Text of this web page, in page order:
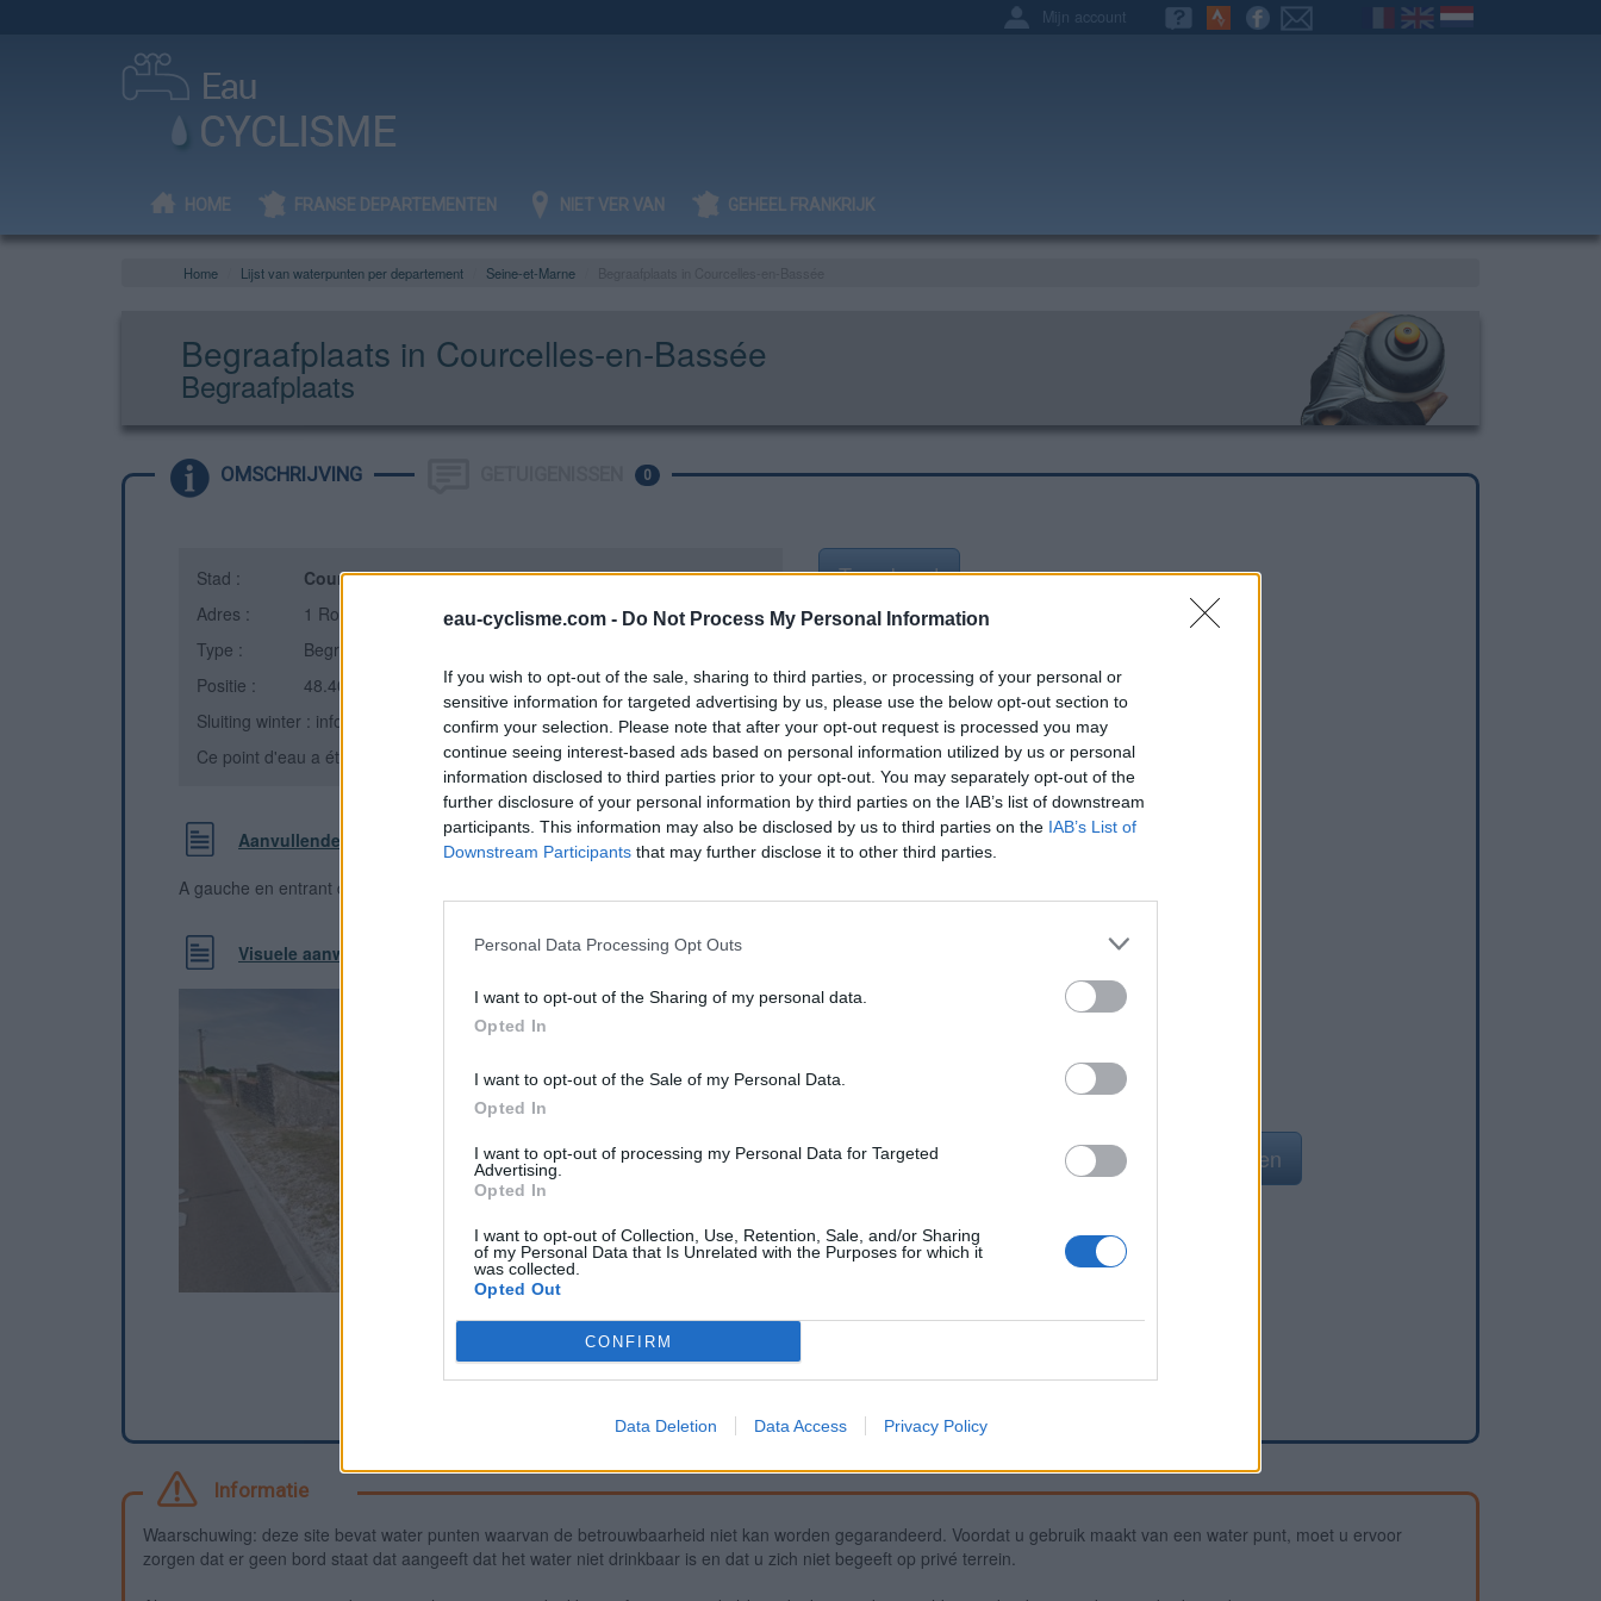
eau-cyclisme.com - Do Not Process My Personal Information
If you wish to opt-out of the sale, sharing to third parties, or processing of your personal or
sensitive information for targeted advertising by us, please use the below opt-out section to
confirm your selection. Please note that after your opt-out request is processed you may
continue seeing interest-based ads based on personal information utilized by us or personal
information disclosed to third parties prior to your opt-out. You may separately opt-out of the
further disclosure of your personal information by third parties on the IAB’s list of downstream
participants. This information may also be disclosed by us to third parties on the IAB’s List of
Downstream Participants that may further disclose it to other third parties.
Personal Data Processing Opt Outs
I want to opt-out of the Sharing of my personal data.
Opted In
I want to opt-out of the Sale of my Personal Data.
Opted In
I want to opt-out of processing my Personal Data for Targeted
Advertising.
Opted In
I want to opt-out of Collection, Use, Retention, Sale, and/or Sharing
of my Personal Data that Is Unrelated with the Purposes for which it
was collected.
Opted Out
CONFIRM
Data Deletion Data Access Privacy Policy
Mijn account
HOME FRANSE DEPARTEMENTEN NIET VER VAN GEHEEL FRANKRIJK
Home Lijst van waterpunten per departement Seine-et-Marne
Begraafplaats in Courcelles-en-Bassée
Begraafplaats
OMSCHRIJVING 0
Stad : Courcelles-en-Bassée(Seine-et-Marne)
Adres :
1 Route de salins
Type :
Begraafplaats
Positie :
48.407437°N, 3.058869°E
Sluiting winter : informatie onbekend
Ce point d'eau a été ajouté par
Jj Den 2020
Aanvullende informatie
A gauche en entrant depuis le parking
Visuele aanwijzingen
Toon kaart
Meld een fout Een waterpunt toevoegen
Informatie
Waarschuwing: deze site bevat water punten waarvan de betrouwbaarheid niet kan worden gegarandeerd. Voordat u gebruik maakt van een water punt, moet u ervoor
zorgen dat er geen bord staat dat aangeeft dat het water niet drinkbaar is en dat u zich niet begeeft op privé terrein.